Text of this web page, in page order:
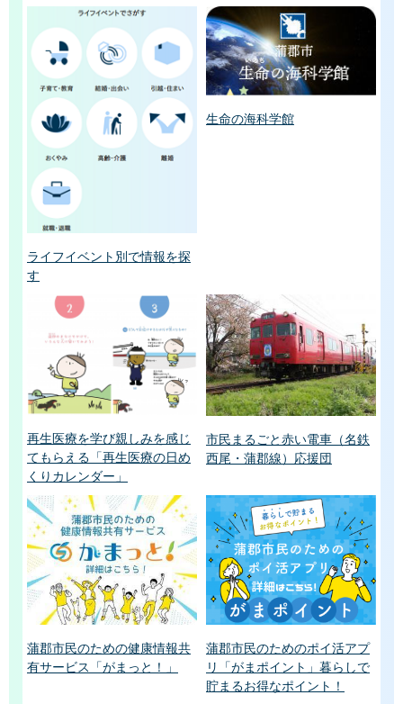
ライフイベント別で情報を探
す
生命の海科学館
再生医療を学び親しみを感じ
てもらえる「再生医療の日め
くりカレンダー」
市民まるごと赤い電車（名鉄
西尾・蒲郡線）応援団
蒲郡市民のための健康情報共
有サービス「がまっと！」
蒲郡市民のためのポイ活アプ
リ「がまポイント」暮らしで
貯まるお得なポイント！